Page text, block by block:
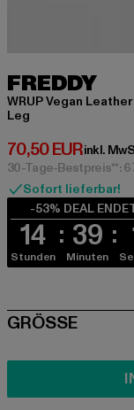
FREDDY
WRUP Vegan
Leg
70,50 EUR
Derzeitiger Preis:
inkl.
30-Tage-Bestpreis**:
Sofort lieferbar!
-53% DEAL
14
Stunden
39
Minuten
SIZE
GRÖSSE